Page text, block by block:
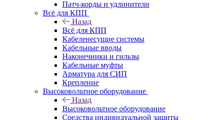
Патч-корды и удлинители
Всё для КПП
Назад
Всё для КПП
Кабеленесущие системы
Кабельные вводы
Наконечники и гильзы
Кабельные муфты
Арматура для СИП
Крепление
Высоковольтное оборудование
Назад
Высоковольтное оборудование
Средства индивидуальной защиты